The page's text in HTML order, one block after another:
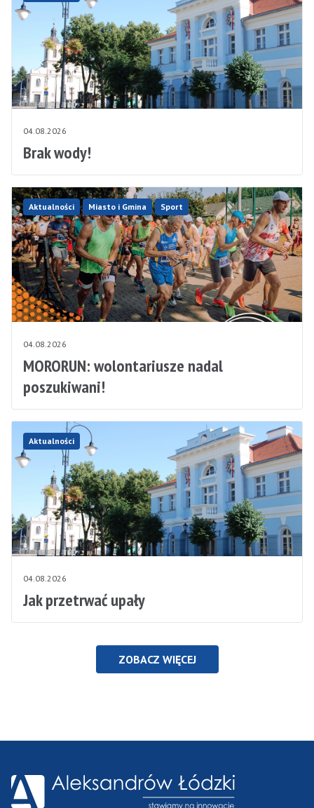
04.08.2026
Brak wody!
Aktualności Miasto i Gmina Sport
04.08.2026
MORORUN: wolontariusze nadal
poszukiwani!
Aktualności
04.08.2026
Jak przetrwać upały
ZOBACZ WIĘCEJ